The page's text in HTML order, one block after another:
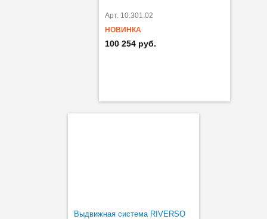
Арт. 10.301.02
НОВИНКА
100 254 руб.
Выдвижная система RIVERSO